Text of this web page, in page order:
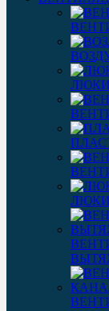
ЛЮКИ
ЛЮКИ